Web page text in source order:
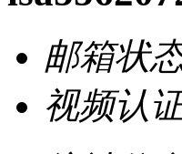
邮箱状
视频认